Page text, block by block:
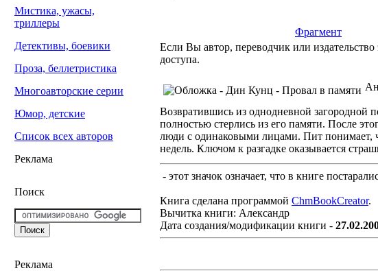
Мистика, ужасы,
триллеры
Детективы, боевики
Проза, беллетристика
Многоавторские серии
Юмор, детские
Список всех авторов
Реклама
Поиск
Реклама
Фрагмент
Если Вы автор, переводчик или
доступа.
Возвратившись из однодневной загородной
полностью стерлись из его памяти. После
люди с одинаковыми лицами. Пит понимает,
недель. Ключом к разгадке оказывается
- этот значок означает, что в книге
Книга сделана программой ChmBookCreator.
Вычитка книги: Александр
Дата создания/модификации книги -